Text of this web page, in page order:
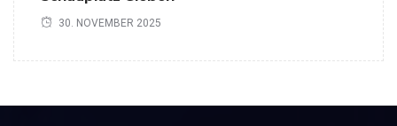
30. NOVEMBER 2025